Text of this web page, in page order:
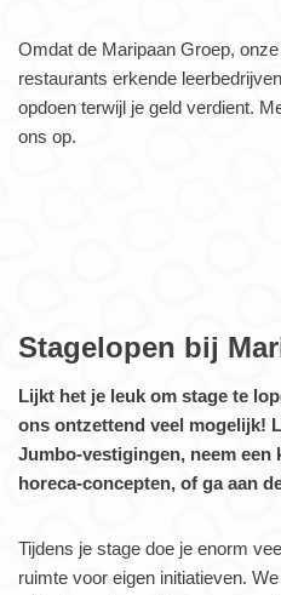
Omdat de Maripaan Groep,
restaurants erkende
opdoen terwijl je geld verdient.
ons op.
Stagelopen bij
Lijkt het je leuk om stage te
ons ontzettend veel mogelijk!
Jumbo-vestigingen, neem een
horeca-concepten, of ga aan
Tijdens je stage doe je enorm
ruimte voor eigen initiatieven.